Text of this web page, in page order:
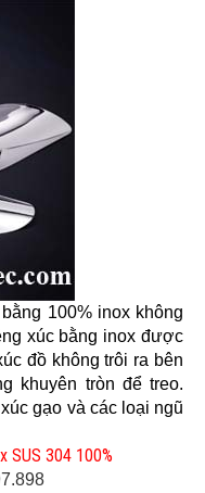
bằng 100% inox không
xúc bằng inox được
đồ không trôi ra bên
khuyên tròn để treo.
gạo và các loại ngũ
SUS 304 100%